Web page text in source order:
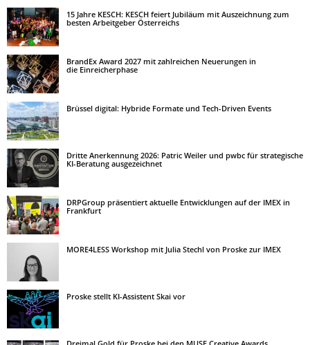
15 Jahre KESCH: KESCH feiert Jubiläum mit Auszeichnung zum
besten Arbeitgeber Österreichs
BrandEx Award 2027 mit zahlreichen Neuerungen in
die Einreicherphase
Brüssel digital: Hybride Formate und Tech-Driven Events
Dritte Anerkennung 2026: Patric Weiler und pwbc für strategische
KI-Beratung ausgezeichnet
DRPGroup präsentiert aktuelle Entwicklungen auf der IMEX in
Frankfurt
MORE4LESS Workshop mit Julia Stechl von Proske zur IMEX
Proske stellt KI-Assistent Skai vor